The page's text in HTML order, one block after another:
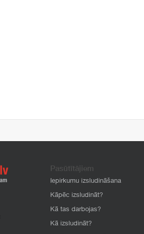
Pasūtītājiem
Iepirkumu izsludināšana
Kāpēc izsludināt?
Kā tas darbojas?
Kā izsludināt?